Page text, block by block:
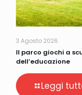
3 Agosto 2026
Il parco giochi a
dell’educazione
Leggi